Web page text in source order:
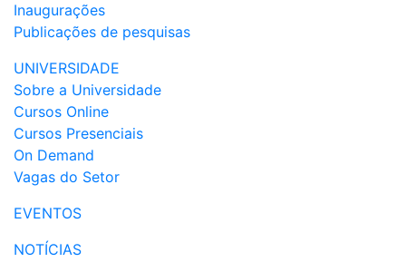
Inaugurações
Publicações de pesquisas
UNIVERSIDADE
Sobre a Universidade
Cursos Online
Cursos Presenciais
On Demand
Vagas do Setor
EVENTOS
NOTÍCIAS